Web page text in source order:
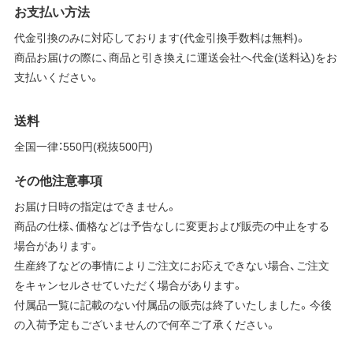
お支払い方法
代金引換のみに対応しております(代金引換手数料は無料)。
商品お届けの際に、商品と引き換えに運送会社へ代金(送料込)をお
支払いください。
送料
全国一律：550円(税抜500円)
その他注意事項
お届け日時の指定はできません。
商品の仕様、価格などは予告なしに変更および販売の中止をする
場合があります。
生産終了などの事情によりご注文にお応えできない場合、ご注文
をキャンセルさせていただく場合があります。
付属品一覧に記載のない付属品の販売は終了いたしました。今後
の入荷予定もございませんので何卒ご了承ください。